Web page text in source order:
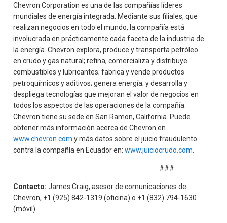
Chevron Corporation es una de las compañías líderes
mundiales de energía integrada. Mediante sus filiales, que
realizan negocios en todo el mundo, la compañía está
involucrada en prácticamente cada faceta de la industria de
la energía. Chevron explora, produce y transporta petróleo
en crudo y gas natural; refina, comercializa y distribuye
combustibles y lubricantes; fabrica y vende productos
petroquímicos y aditivos; genera energía; y desarrolla y
despliega tecnologías que mejoran el valor de negocios en
todos los aspectos de las operaciones de la compañía.
Chevron tiene su sede en San Ramon, California. Puede
obtener más información acerca de Chevron en
www.chevron.com y más datos sobre el juicio fraudulento
contra la compañía en Ecuador en:www.juiciocrudo.com
###
Contacto: James Craig, asesor de comunicaciones de
Chevron, +1 (925) 842-1319 (oficina) o +1 (832) 794-1630
(móvil).